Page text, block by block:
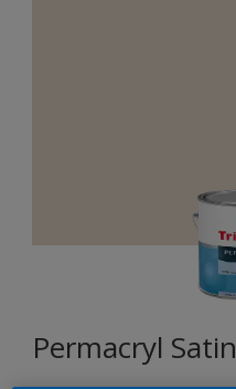
Permacryl Satin